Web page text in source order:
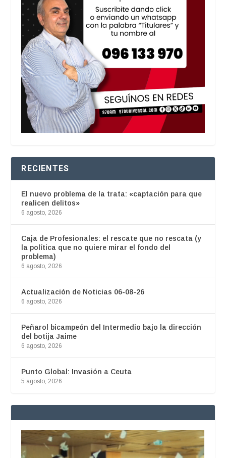
RECIENTES
El nuevo problema de la trata: «captación para que
realicen delitos»
6 agosto, 2026
Caja de Profesionales: el rescate que no rescata (y
la política que no quiere mirar el fondo del
problema)
6 agosto, 2026
Actualización de Noticias 06-08-26
6 agosto, 2026
Peñarol bicampeón del Intermedio bajo la dirección
del botija Jaime
6 agosto, 2026
Punto Global: Invasión a Ceuta
5 agosto, 2026